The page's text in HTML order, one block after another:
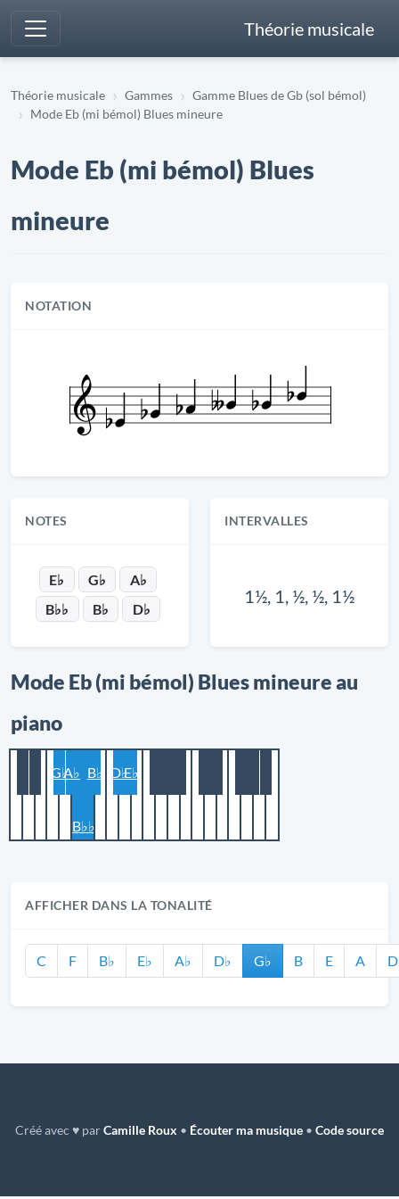
Théorie musicale
Théorie musicale Gammes
Gamme Blues de Gb (sol bémol)
Mode Eb (mi bémol) Blues mineure
Mode Eb (mi bémol) Blues
mineure
NOTATION
NOTES
E♭ G♭
A♭
B♭♭
B♭ D♭
INTERVALLES
1½, 1, ½, ½, 1½
Mode Eb (mi bémol) Blues mineure au
piano
G♭A♭
B♭♭
B♭ D♭E♭
AFFICHER DANS LA TONALITÉ
C F B♭ E♭ A♭ D♭ G♭ B E A D
Créé avec ♥ parCamille Roux • Écouter ma musique • Code source